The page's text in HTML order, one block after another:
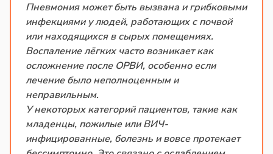
Пневмония может быть вызвана и грибковыми
инфекциями у людей, работающих с почвой
или находящихся в сырых помещениях.
Воспаление лёгких часто возникает как
осложнение после ОРВИ, особенно если
лечение было неполноценным и
неправильным.
У некоторых категорий пациентов, такие как
младенцы, пожилые или ВИЧ-
инфицированные, болезнь и вовсе протекает